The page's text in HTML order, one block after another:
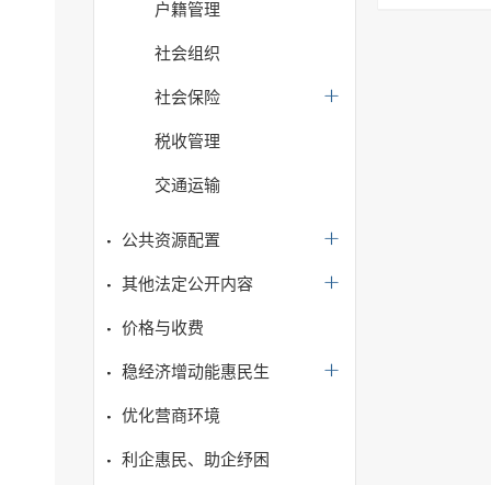
户籍管理
社会组织
社会保险
税收管理
交通运输
公共资源配置
其他法定公开内容
价格与收费
稳经济增动能惠民生
优化营商环境
利企惠民、助企纾困